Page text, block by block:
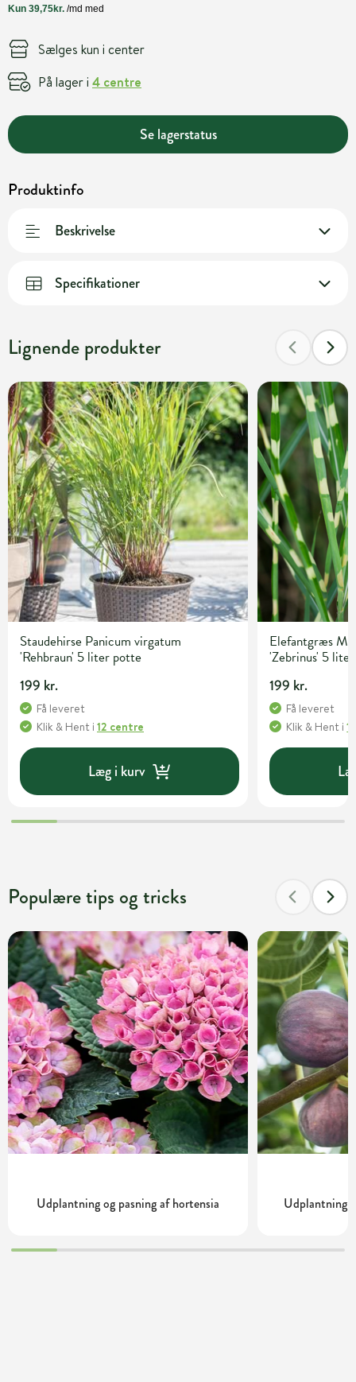
Sælges kun i center
På lager i 4 centre
Se lagerstatus
Produktinfo
Beskrivelse
Specifikationer
Lignende produkter
Staudehirse Panicum virgatum
'Rehbraun' 5 liter potte
199 kr.
Få leveret
Klik & Hent i 12 centre
Læg i kurv
Elefantgræs
'Zebrinus' 5
199 kr.
Få leveret
Klik & Hent i
Populære tips og tricks
Udplantning og pasning af hortensia Udplantning